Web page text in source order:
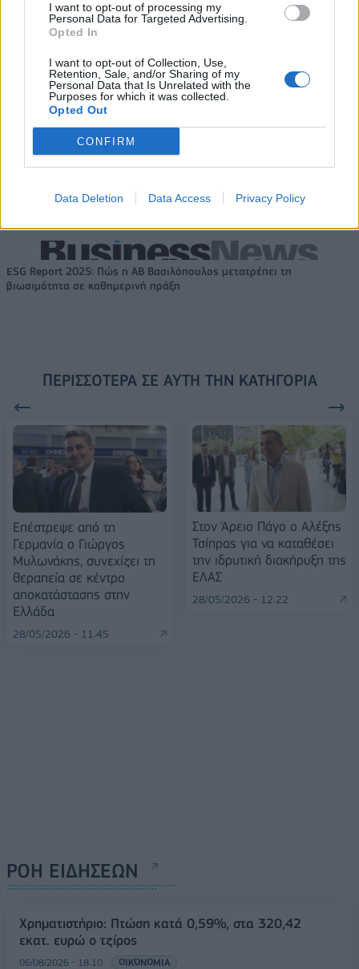
I want to opt-out of processing my
Personal Data for Targeted Advertising.
Opted In
I want to opt-out of Collection, Use,
Retention, Sale, and/or Sharing of my
Personal Data that Is Unrelated with the
Purposes for which it was collected.
Opted Out
CONFIRM
Data Deletion Data Access Privacy Policy
Η συμφωνία Arval-Athlon αναδιαμορφώνει την αγορά leasing
VW: Η δύσκολη εξίσωση της
αναδιάρθρωσης
18η συνεχόμενη χρονιά για τον
Alpha Bank: Για πρώτη φορά το Αρχαίο Θέατρο Επιδαύρου άνοιξε τις
ESG Report 2025: Πώς η ΑΒ Βασιλόπουλος μετατρέπει τη
βιωσιμότητα σε καθημερινή πράξη
ΠΕΡΙΣΣΌΤΕΡΑ ΣΕ ΑΥΤΉ ΤΗΝ ΚΑΤΗΓΟΡΊΑ
Επέστρεψε από τη
Γερμανία ο Γιώργος
Μυλωνάκης, συνεχίζει τη
θεραπεία σε κέντρο
αποκατάστασης στην
Ελλάδα
28/05/2026 - 11:45
Στον Άρειο Πάγο ο Αλέξης
Τσίπρας για να καταθέσει
την ιδρυτική διακήρυξη της
ΕΛΑΣ
28/05/2026 - 12:22
ΡΟΗ ΕΙΔΗΣΕΩΝ
Χρηματιστήριο: Πτώση κατά 0,59%, στα 320,42
εκατ. ευρώ ο τζίρος
06/08/2026 - 18:10 ΟΙΚΟΝΟΜΙΑ